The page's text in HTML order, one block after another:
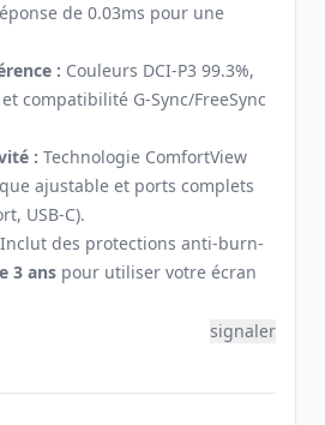
de 0.03ms pour une
: Couleurs DCI-P3 99.3%,
compatibilité G-Sync/FreeSync
: Technologie ComfortView
ajustable et ports complets
USB-C).
Inclut des protections anti-burn-
3 ans pour utiliser votre écran
signaler